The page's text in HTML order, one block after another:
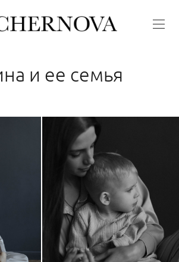
и ее семья